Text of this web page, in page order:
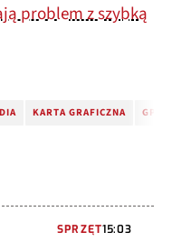
problem z szybką
KARTA GRAFICZNA GPU
SPRZĘT15:03